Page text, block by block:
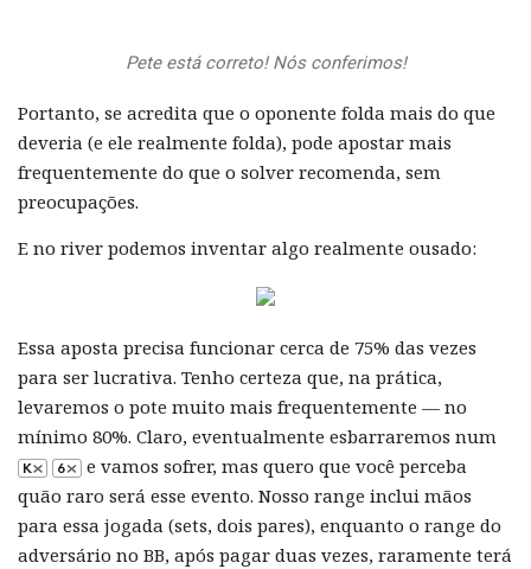
Pete está correto! Nós conferimos!
Portanto, se acredita que o oponente folda mais do que
deveria (e ele realmente folda), pode apostar mais
frequentemente do que o solver recomenda, sem
preocupações.
E no river podemos inventar algo realmente ousado:
Essa aposta precisa funcionar cerca de 75% das vezes
para ser lucrativa. Tenho certeza que, na prática,
levaremos o pote muito mais frequentemente — no
mínimo 80%. Claro, eventualmente esbarraremos num
e vamos sofrer, mas quero que você perceba
quão raro será esse evento. Nosso range inclui mãos
para essa jogada (sets, dois pares), enquanto o range do
adversário no BB, após pagar duas vezes, raramente terá